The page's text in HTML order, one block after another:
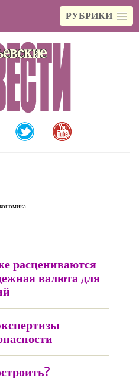
РУБРИКИ
расцениваются
валюта для